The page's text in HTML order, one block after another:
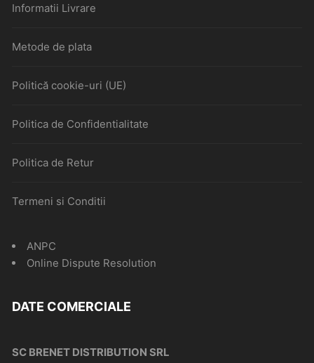
Informatii Livrare
Metode de plata
Politică cookie-uri (UE)
Politica de Confidentialitate
Politica de Retur
Termeni si Conditii
ANPC
Online Dispute Resolution
DATE COMERCIALE
SC BRENET DISTRIBUTION SRL